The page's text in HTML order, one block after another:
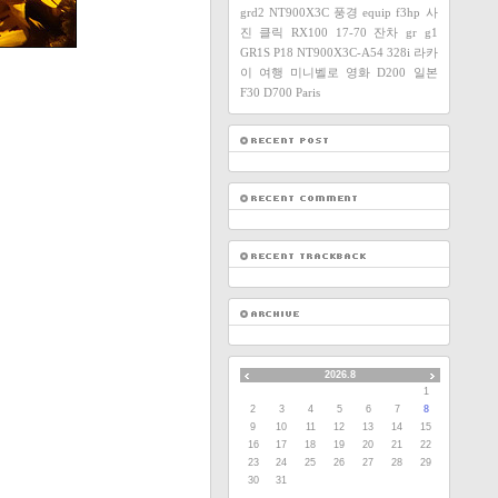
grd2 NT900X3C 풍경 equip f3hp 사
진
클릭 RX100 17-70 잔차 gr g1
GR1S P18 NT900X3C-A54 328i 라카
이
여행 미니벨로 영화 D200
일본
F30 D700 Paris
2026.8
1
2
3 4 5 6 7
8
9
10 11 12 13 14
15
16
17 18 19 20 21
22
23
24 25 26 27 28
29
30
31